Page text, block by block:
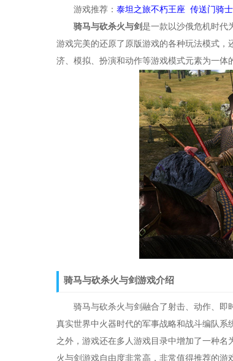
游戏推荐： 泰坦之旅不朽王座 传送门骑士
骑马与砍杀火与剑是一款以沙俄危机时代
游戏完美的还原了原版游戏的各种玩法模式
济、模拟、扮演和动作等游戏模式元素为一体
骑马与砍杀火与剑游戏介绍
骑马与砍杀火与剑融合了射击、动作、即
真实世界中火器时代的军事战略和战斗编队
之外，游戏还在多人游戏目录中增加了一种名
火与剑游戏自由度非常高，非常值得推荐的游